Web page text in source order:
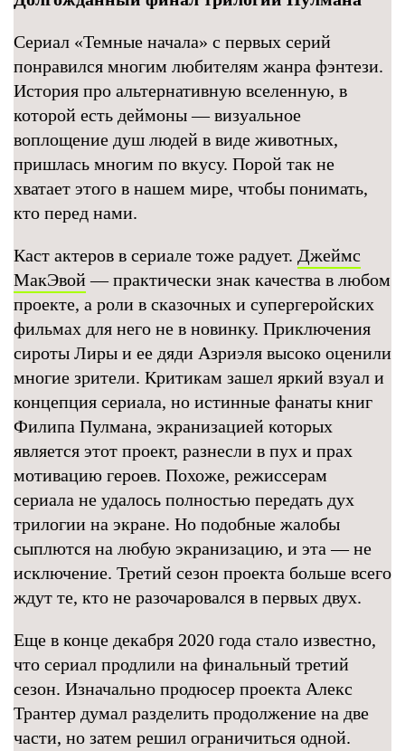
Сериал «Темные начала» с первых серий
понравился многим любителям жанра фэнтези.
История про альтернативную вселенную, в
которой есть деймоны — визуальное
воплощение душ людей в виде животных,
пришлась многим по вкусу. Порой так не
хватает этого в нашем мире, чтобы понимать,
кто перед нами.
Каст актеров в сериале тоже радует. Джеймс
МакЭвой— практически знак качества в любом
проекте, а роли в сказочных и супергеройских
фильмах для него не в новинку. Приключения
сироты Лиры и ее дяди Азриэля высоко оценили
многие зрители. Критикам зашел яркий взуал и
концепция сериала, но истинные фанаты книг
Филипа Пулмана, экранизацией которых
является этот проект, разнесли в пух и прах
мотивацию героев. Похоже, режиссерам
сериала не удалось полностью передать дух
трилогии на экране. Но подобные жалобы
сыплются на любую экранизацию, и эта — не
исключение. Третий сезон проекта больше всего
ждут те, кто не разочаровался в первых двух.
Еще в конце декабря 2020 года стало известно,
что сериал продлили на финальный третий
сезон. Изначально продюсер проекта Алекс
Трантер думал разделить продолжение на две
части, но затем решил ограничиться одной.